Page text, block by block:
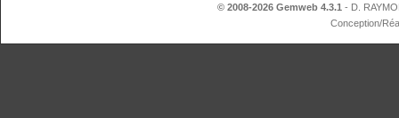
© 2008-2026 Gemweb 4.3.1 - D.
Conception/